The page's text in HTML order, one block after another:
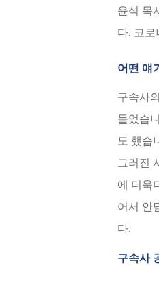
윤식 목
다. 코
어떤 얘
구속사
들었습
도 했습
그러진
에 더욱
어서 안
다.
구속사